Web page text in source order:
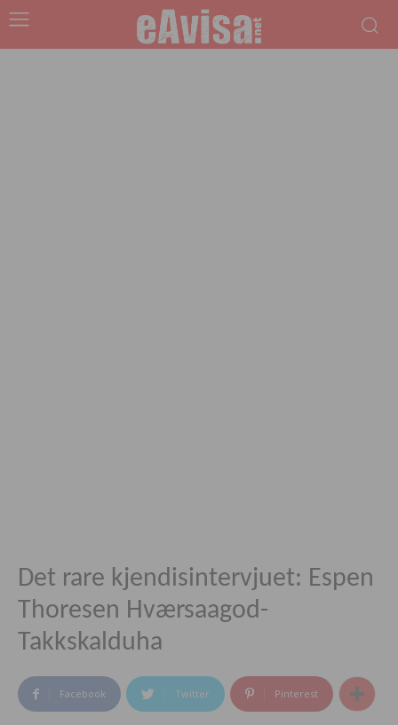
Det rare kjendisintervjuet: Espen
Thoresen Hværsaagod-
Takkskalduha
Facebook Twitter Pinterest